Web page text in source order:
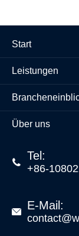
Start
Leistungen
Über uns
 Tel:
+86-
 E-Mail: